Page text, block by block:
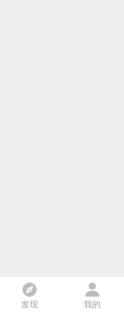
发现 我的